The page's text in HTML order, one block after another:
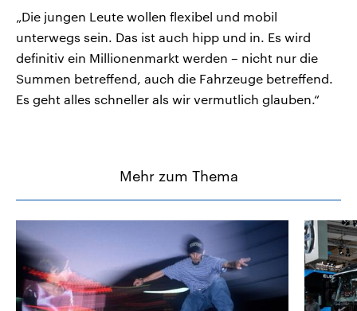
„Die jungen Leute wollen flexibel und mobil
unterwegs sein. Das ist auch hipp und in. Es wird
definitiv ein Millionenmarkt werden – nicht nur die
Summen betreffend, auch die Fahrzeuge betreffend.
Es geht alles schneller als wir vermutlich glauben.“
Mehr zum Thema